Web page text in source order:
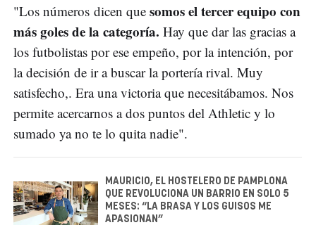
"Los números dicen que somos el tercer equipo con
más goles de la categoría. Hay que dar las gracias a
los futbolistas por ese empeño, por la intención, por
la decisión de ir a buscar la portería rival. Muy
satisfecho,. Era una victoria que necesitábamos. Nos
permite acercarnos a dos puntos del Athletic y lo
sumado ya no te lo quita nadie".
MAURICIO, EL HOSTELERO DE PAMPLONA
QUE REVOLUCIONA UN BARRIO EN SOLO 5
MESES: “LA BRASA Y LOS GUISOS ME
APASIONAN”